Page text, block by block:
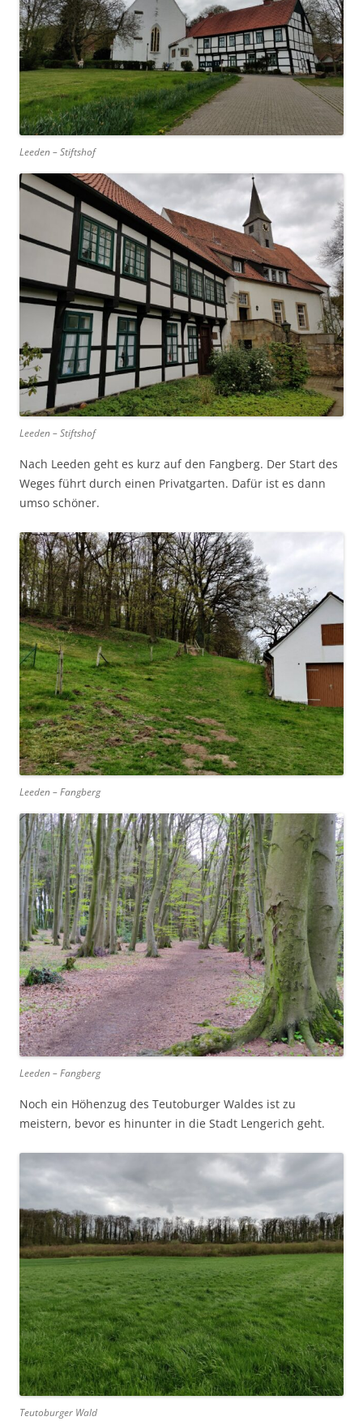
Leeden – Stiftshof
Leeden – Stiftshof
Nach Leeden geht es kurz auf den Fangberg. Der Start des
Weges führt durch einen Privatgarten. Dafür ist es dann
umso schöner.
Leeden – Fangberg
Leeden – Fangberg
Noch ein Höhenzug des Teutoburger Waldes ist zu
meistern, bevor es hinunter in die Stadt Lengerich geht.
Teutoburger Wald